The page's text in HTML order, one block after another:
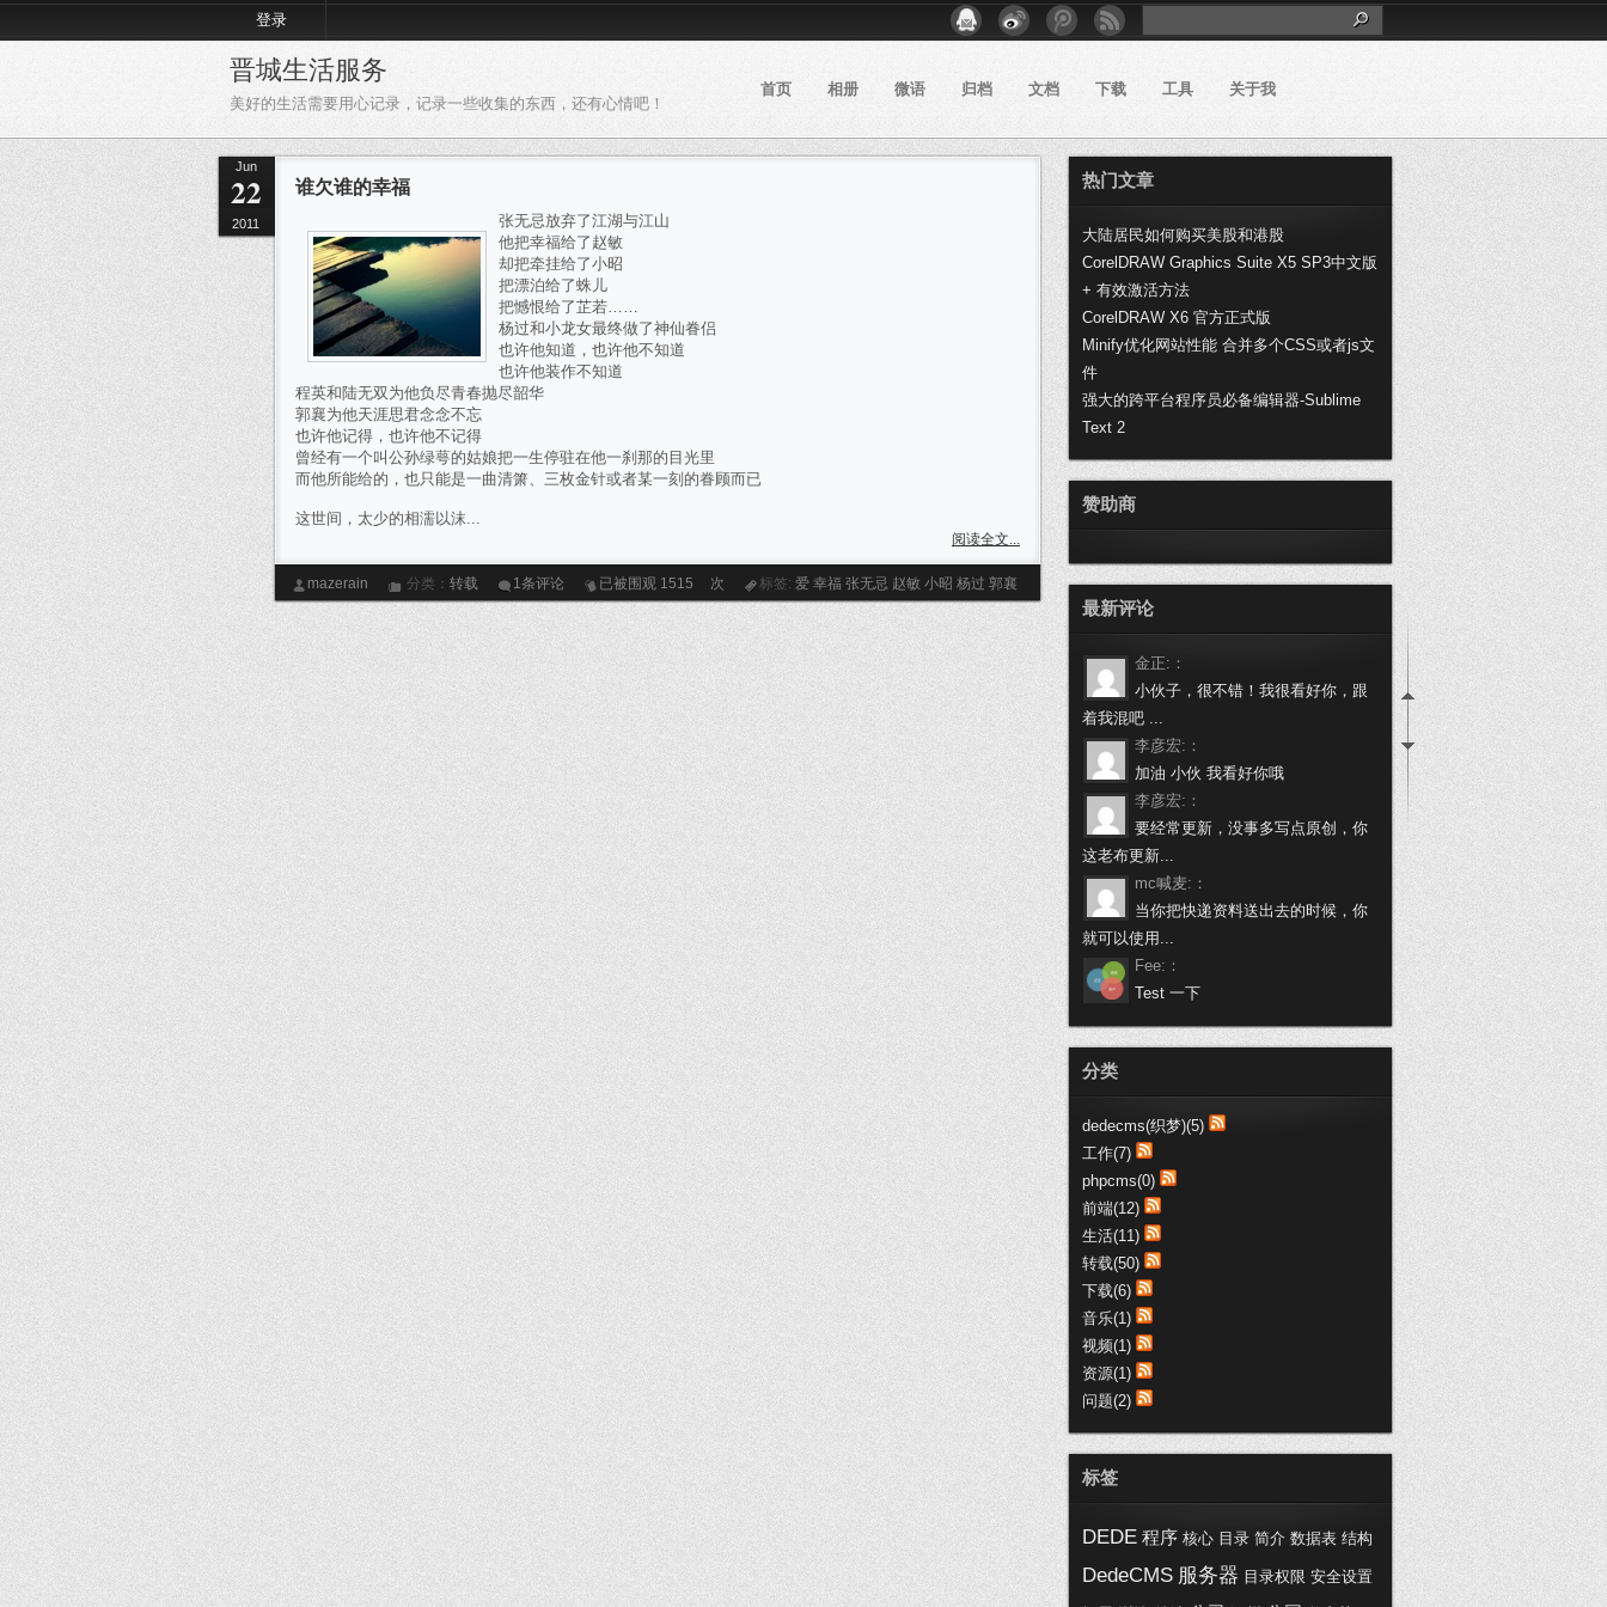
登录
晋城生活服务
美好的生活需要用心记录，记录一些收集的东西，还有心情吧！
首页 相册 微语 归档 文档 下载 工具 关于我
Jun
22
2011
谁欠谁的幸福
张无忌放弃了江湖与江山
他把幸福给了赵敏
却把牵挂给了小昭
把漂泊给了蛛儿
把憾恨给了芷若……
杨过和小龙女最终做了神仙眷侣
也许他知道，也许他不知道
也许他装作不知道
程英和陆无双为他负尽青春抛尽韶华
郭襄为他天涯思君念念不忘
也许他记得，也许他不记得
曾经有一个叫公孙绿萼的姑娘把一生停驻在他一刹那的目光里
而他所能给的，也只能是一曲清箫、三枚金针或者某一刻的眷顾而已
这世间，太少的相濡以沫...
阅读全文...
mazerain 分类： 转载 1条评论 已被围观 1515 次 标签: 爱 幸福 张无忌 赵敏 小昭 杨过 郭襄
爱情
热门文章
大陆居民如何购买美股和港股
CorelDRAW Graphics Suite X5 SP3中文版
+ 有效激活方法
CorelDRAW X6 官方正式版
Minify优化网站性能 合并多个CSS或者js文
件
强大的跨平台程序员必备编辑器-Sublime
Text 2
赞助商
最新评论
金正:：
小伙子，很不错！我很看好你，跟
着我混吧 ...
李彦宏:：
加油 小伙 我看好你哦
李彦宏:：
要经常更新，没事多写点原创，你
这老布更新...
mc喊麦:：
当你把快递资料送出去的时候，你
就可以使用...
Fee:：
Test 一下
做个程序员挺不容易的，身有体会
趣购网:：
这些代码真心不错，收藏了哦
黑喵客:：
不错不错，都是医疗行业-SEM干货
呀，加...
浦西vip:：
交换链接，您的博客写的不错。
分类
dedecms(织梦)(5)
工作(7)
phpcms(0)
前端(12)
生活(11)
转载(50)
下载(6)
音乐(1)
视频(1)
资源(1)
问题(2)
标签
DEDE 程序 核心 目录 简介 数据表 结构
DedeCMS 服务器 目录权限 安全设置